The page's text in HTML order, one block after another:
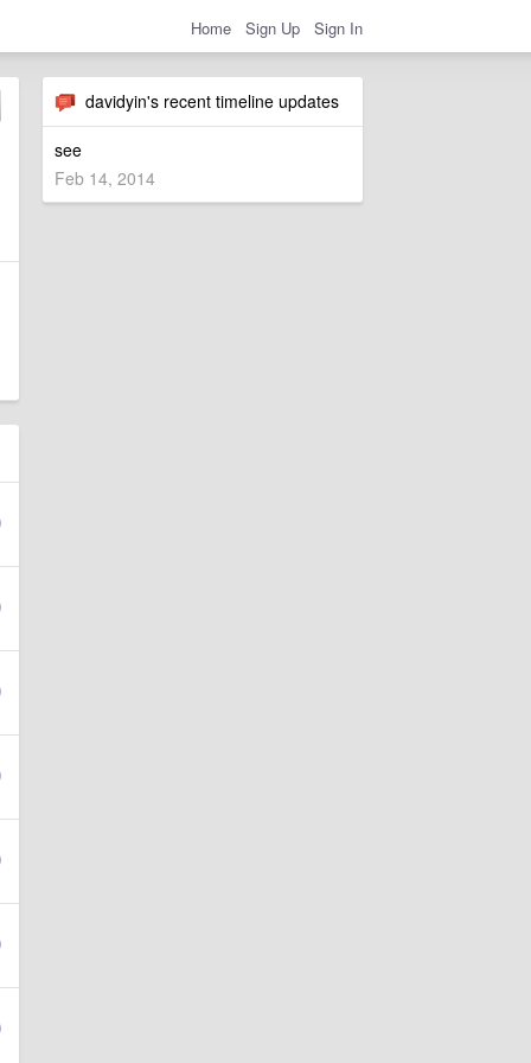
Home Sign Up Sign In
davidyin's recent timeline updates
see
Feb 14, 2014